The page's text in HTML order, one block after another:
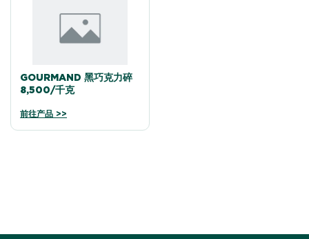
GOURMAND 黑巧克力碎
8,500/千克
前往产品 >>